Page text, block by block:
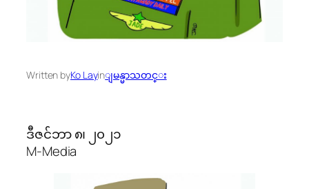
Written byKo Layinျမန္မာသတင္း
ဒီဇင်ဘာ ၈၊ ၂၀၂၁
M-Media